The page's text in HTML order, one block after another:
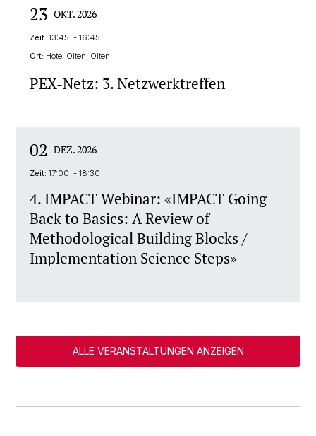
23 OKT. 2026
Zeit: 13:45 - 16:45
Ort: Hotel Olten, Olten
PEX-Netz: 3. Netzwerktreffen
02 DEZ. 2026
Zeit: 17:00 - 18:30
4. IMPACT Webinar: «IMPACT Going
Back to Basics: A Review of
Methodological Building Blocks /
Implementation Science Steps»
ALLE VERANSTALTUNGEN ANZEIGEN